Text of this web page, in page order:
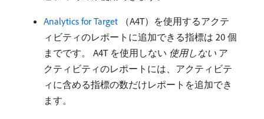
Analytics for Target （A4T）を使用するアクテ
ィビティのレポートに追加できる指標は 20 個
までです。 A4T を使用しない 使用しない ア
クティビティのレポートには、アクティビテ
ィに含める指標の数だけレポートを追加でき
ます。